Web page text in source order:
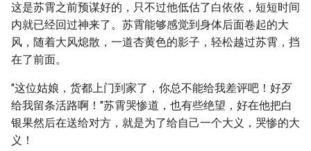
这是苏霄之前预谋好的，只不过他低估了白依依，短短时间
内就已经回过神来了。苏霄能够感觉到身体后面卷起的大
风，随着大风熄散，一道杏黄色的影子，轻松越过苏霄，挡
在了前面。
"这位姑娘，货都上门到家了，你总不能给我差评吧！好歹
给我留条活路啊！"苏霄哭惨道，也有些绝望，好在他把白
银果然后在送给对方，就是为了给自己一个大义，哭惨的大
义！